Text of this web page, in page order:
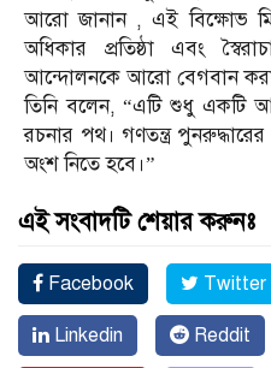
আরো জানান , এই বিক্ষোভ
অধিকার প্রতিষ্ঠা এবং
আন্দোলনকে আরো বেগবান
তিনি বলেন, “এটি শুধু একটি
রচনার পথ। গণতন্ত্র
অংশ নিতে হবে।”
এই সংবাদটি শেয়ার করুনঃ
Facebook Twitter
Linkedin Reddit